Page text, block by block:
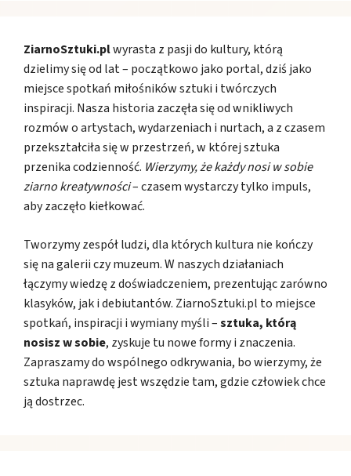
ZiarnoSztuki.plwyrasta z pasji do kultury, którą
dzielimy się od lat – początkowo jako portal, dziś jako
miejsce spotkań miłośników sztuki i twórczych
inspiracji. Nasza historia zaczęła się od wnikliwych
rozmów o artystach, wydarzeniach i nurtach, a z czasem
przekształciła się w przestrzeń, w której sztuka
przenika codzienność. Wierzymy, że każdy nosi w sobie
ziarno kreatywności– czasem wystarczy tylko impuls,
aby zaczęło kiełkować.
Tworzymy zespół ludzi, dla których kultura nie kończy
się na galerii czy muzeum. W naszych działaniach
łączymy wiedzę z doświadczeniem, prezentując zarówno
klasyków, jak i debiutantów. ZiarnoSztuki.pl to miejsce
spotkań, inspiracji i wymiany myśli –sztuka, którą
nosisz w sobie, zyskuje tu nowe formy i znaczenia.
Zapraszamy do wspólnego odkrywania, bo wierzymy, że
sztuka naprawdę jest wszędzie tam, gdzie człowiek chce
ją dostrzec.